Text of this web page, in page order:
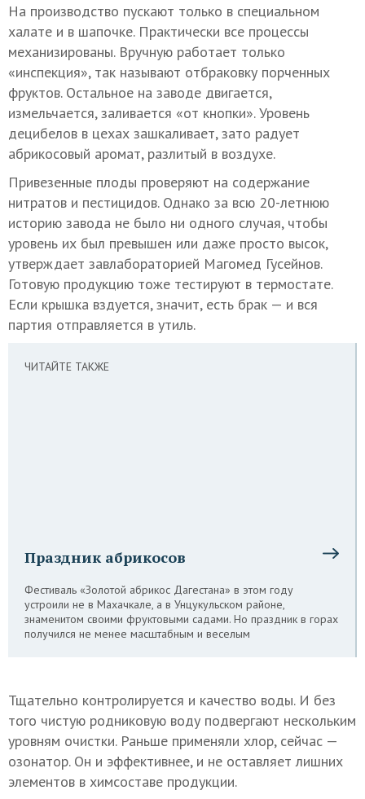
На производство пускают только в специальном
халате и в шапочке. Практически все процессы
механизированы. Вручную работает только
«инспекция», так называют отбраковку порченных
фруктов. Остальное на заводе двигается,
измельчается, заливается «от кнопки». Уровень
децибелов в цехах зашкаливает, зато радует
абрикосовый аромат, разлитый в воздухе.
Привезенные плоды проверяют на содержание
нитратов и пестицидов. Однако за всю 20-летнюю
историю завода не было ни одного случая, чтобы
уровень их был превышен или даже просто высок,
утверждает завлабораторией Магомед Гусейнов.
Готовую продукцию тоже тестируют в термостате.
Если крышка вздуется, значит, есть брак — и вся
партия отправляется в утиль.
ЧИТАЙТЕ ТАКЖЕ
Праздник абрикосов
Фестиваль «Золотой абрикос Дагестана» в этом году
устроили не в Махачкале, а в Унцукульском районе,
знаменитом своими фруктовыми садами. Но праздник в горах
получился не менее масштабным и веселым
Тщательно контролируется и качество воды. И без
того чистую родниковую воду подвергают нескольким
уровням очистки. Раньше применяли хлор, сейчас —
озонатор. Он и эффективнее, и не оставляет лишних
элементов в химсоставе продукции.